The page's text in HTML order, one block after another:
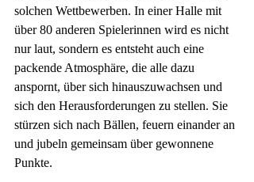
solchen Wettbewerben. In einer Halle mit
über 80 anderen Spielerinnen wird es nicht
nur laut, sondern es entsteht auch eine
packende Atmosphäre, die alle dazu
anspornt, über sich hinauszuwachsen und
sich den Herausforderungen zu stellen. Sie
stürzen sich nach Bällen, feuern einander an
und jubeln gemeinsam über gewonnene
Punkte.